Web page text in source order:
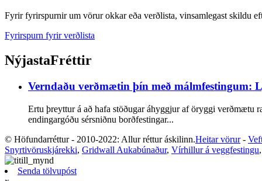
Fyrir fyrirspurnir um vörur okkar eða verðlista, vinsamlegast skildu
Fyrirspurn fyrir verðlista
NýjastaFréttir
Verndaðu verðmætin þín með málmfestingum:
Ertu þreyttur á að hafa stöðugar áhyggjur af öryggi
endingargóðu sérsniðnu borðfestingar...
© Höfundarréttur - 2010-2022: Allur réttur áskilinn.Heitar vörur-
Snyrtivöruskjárekki, Gridwall Aukabúnaður, Vírhillur á veggfestingu
Senda tölvupóst